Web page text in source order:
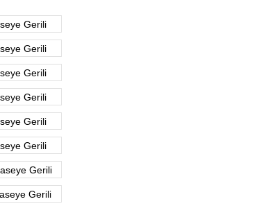
Gerili
Gerili
Gerili
Gerili
Gerili
Gerili
Gerili
Gerili